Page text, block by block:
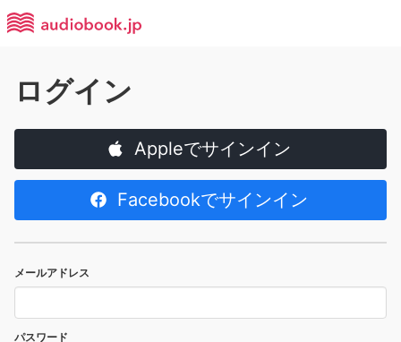
ログイン
Appleでサインイン
Facebookでサインイン
メールアドレス
パスワード